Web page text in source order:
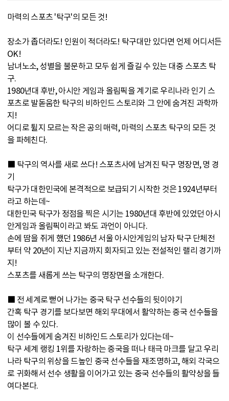
마력의 스포츠 '탁구'의 모든 것!
장소가 좁더라도! 인원이 적더라도! 탁구대만 있다면 언제 어디서든
OK!
남녀노소, 성별을 불문하고 모두 쉽게 즐길 수 있는 대중 스포츠 탁
구.
1980년대 후반, 아시안 게임과 올림픽을 계기로 우리나라 인기 스
포츠로 발돋움한 탁구의 비하인드 스토리와 그 안에 숨겨진 과학까
지!
어디로 튈지 모르는 작은 공의 매력, 마력의 스포츠 탁구의 모든 것
을 파헤친다.
■ 탁구의 역사를 새로 쓰다! 스포츠사에 남겨진 탁구 명장면, 명 경
기
탁구가 대한민국에 본격적으로 보급되기 시작한 것은 1924년부터
라고 하는데~
대한민국 탁구가 정점을 찍은 시기는 1980년대 후반에 있었던 아시
안게임과 올림픽이라고 봐도 과언이 아니다.
손에 땀을 쥐게 했던 1986년 서울 아시안게임의 남자 탁구 단체전
부터 약 20년이 지난 지금까지 회자되고 있는 전설적인 랠리 경기까
지!
스포츠를 새롭게 쓰는 탁구의 명장면을 소개한다.
■ 전 세계로 뻗어 나가는 중국 탁구 선수들의 뒷이야기
간혹 탁구 경기를 보다보면 해외 무대에서 활약하는 중국 선수들을
많이 볼 수 있다.
이 선수들에게 숨겨진 비하인드 스토리가 있다는데~
탁구 세계 랭킹 1위를 자랑하는 중국을 떠나 태극 마크를 달고 우리
나라 탁구의 위상을 드높인 중국 선수들을 재조명하고, 해외 각국으
로 귀화해서 선수 생활을 이어가고 있는 중국 선수들의 활약상을 들
여다본다.